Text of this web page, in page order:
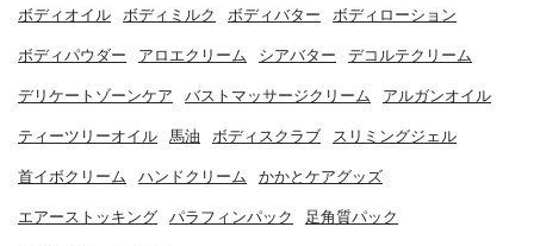
ボディオイル ボディミルク ボディバター ボディローション
ボディパウダー アロエクリーム シアバター デコルテクリーム
デリケートゾーンケア バストマッサージクリーム アルガンオイル
ティーツリーオイル 馬油 ボディスクラブ スリミングジェル
首イボクリーム ハンドクリーム かかとケアグッズ
エアーストッキング パラフィンパック 足角質パック